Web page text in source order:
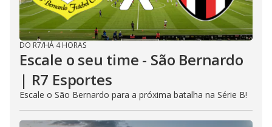
DO R7/HÁ 4 HORAS
Escale o seu time - São Bernardo
| R7 Esportes
Escale o São Bernardo para a próxima batalha na Série B!